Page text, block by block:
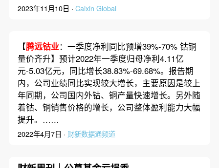
2023年11月10日 · Caixin Global
【腾远钴业：一季度净利同比预增39%-70% 钴铜
量价齐升】预计2022年一季度归母净利4.11亿
元-5.03亿元，同比增长38.83%-69.68%。报告期
内，公司业绩同比实现较大增长，主要原因是较上
年同期，公司国内外钴、铜产量快速增长。另外随
着钴、铜销售价格的增长，公司整体盈利能力大幅
提升。……
2022年4月7日 · 财新数据通频道